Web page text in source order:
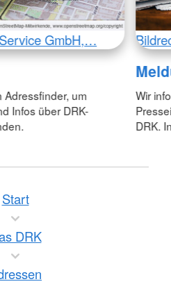
GmbH,…
Adressfinder, um
Infos über DRK-
Wir
DRK.
Start
DRK